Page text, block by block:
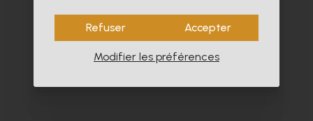
Refuser Accepter
Modifier les préférences